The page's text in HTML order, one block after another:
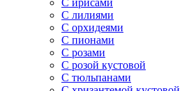
С ирисами
С лилиями
С орхидеями
С пионами
С розами
С розой кустовой
С тюльпанами